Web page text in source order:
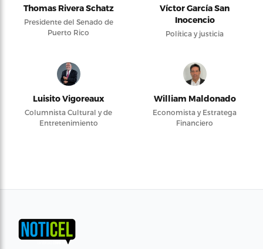
Thomas Rivera Schatz
Presidente del Senado de
Puerto Rico
Víctor García San
Inocencio
Política y justicia
Luisito Vigoreaux
Columnista Cultural y de
Entretenimiento
William Maldonado
Economista y Estratega
Financiero